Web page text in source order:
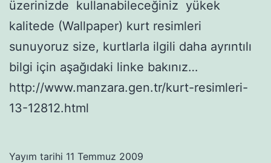
üzerinizde kullanabileceğiniz yükek
kalitede (Wallpaper) kurt resimleri
sunuyoruz size, kurtlarla ilgili daha ayrıntılı
bilgi için aşağıdaki linke bakınız…
http://www.manzara.gen.tr/kurt-resimleri-
13-12812.html
Yayım tarihi 11 Temmuz 2009